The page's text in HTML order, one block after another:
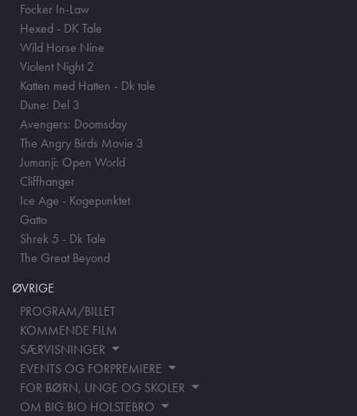
Focker In-Law
Hexed - DK Tale
Wild Horse Nine
Violent Night 2
Katten med Hatten - Dk tale
Dune: Del 3
Avengers: Doomsday
The Angry Birds Movie 3
Jumanji: Open World
Cliffhanger
Ice Age - Kogepunktet
Gatto
Shrek 5 - Dk Tale
The Great Beyond
ØVRIGE
PROGRAM/BILLET
KOMMENDE FILM
SÆRVISNINGER
EVENTS OG FORPREMIERE
FOR BØRN, UNGE OG SKOLER
OM BIG BIO HOLSTEBRO